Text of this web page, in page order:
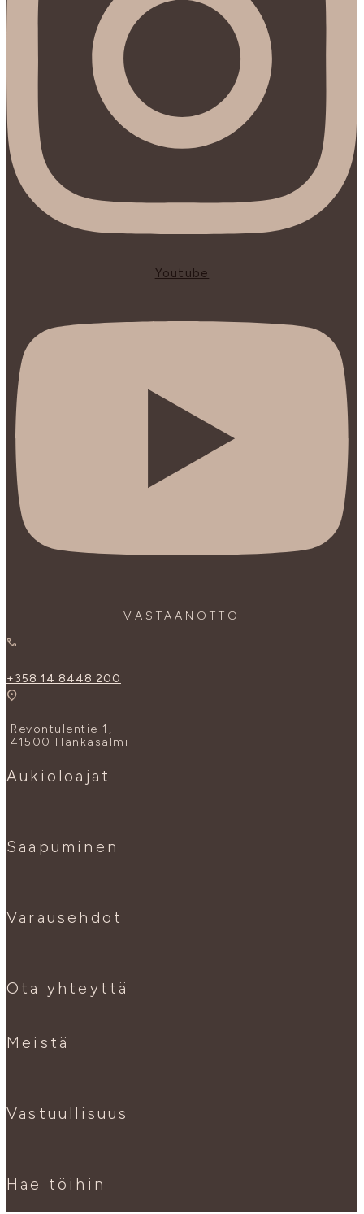
Youtube
VASTAANOTTO
+358 14 8448 200
Revontulentie 1,
41500 Hankasalmi
Aukioloajat
Saapuminen
Varausehdot
Ota yhteyttä
Meistä
Vastuullisuus
Hae töihin